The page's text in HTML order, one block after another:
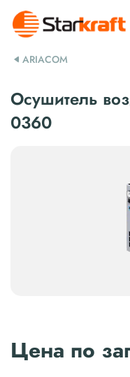
ARIACOM
Осушитель
0360
Цена по